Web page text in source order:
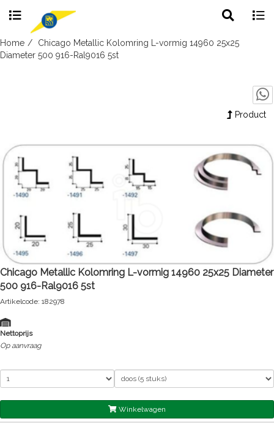
Skip
to
search
Home
Chicago Metallic Kolomring L-vormig 14960 25x25
Diameter 500 916-Ral9016 5st
Product
Chicago Metallic Kolomring L-vormig 14960 25x25 Diameter
500 916-Ral9016 5st
Artikelcode: 182978
Nettoprijs
Op aanvraag
Winkelwagen